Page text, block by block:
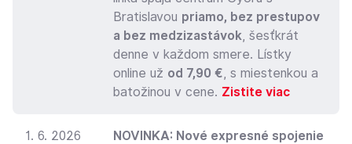
Bratislavou priamo, bez prestupov
a bez medzizastávok, šesťkrát
denne v každom smere. Lístky
online už od 7,90 €, s miestenkou a
batožinou v cene. Zistite viac
1. 6. 2026
NOVINKA: Nové expresné spojenie